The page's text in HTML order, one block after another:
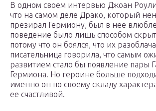
В одном своем интервью Джоан
что на самом деле Драко, который
презирал Гермиону, был в нее
поведение было лишь способом
потому что он боялся, что их
писательница говорила, что самым
развитием стало бы появление пары
Гермиона. Но героине больше
именно он по своему складу
ее счастливой.